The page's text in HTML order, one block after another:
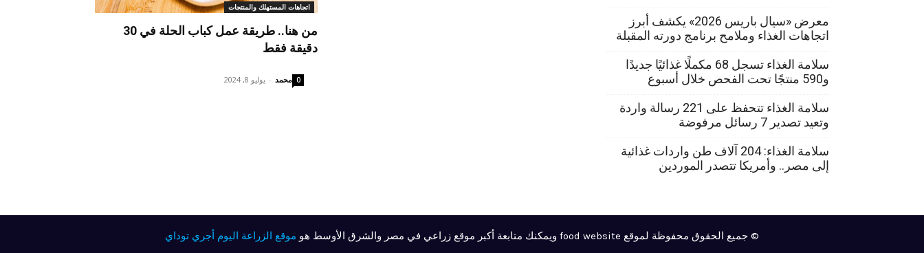
اتجاهات المستهلك والمنتجات
من هنا.. طريقة عمل كباب الحلة في 30
دقيقة فقط
محمد - يوليو 8, 2024 0
معرض «سيال باريس 2026» يكشف أبرز
اتجاهات الغذاء وملامح برنامج دورته المقبلة
سلامة الغذاء تسجل 68 مكملًا غذائيًا جديدًا
و590 منتجًا تحت الفحص خلال أسبوع
سلامة الغذاء تتحفظ على 221 رسالة واردة
وتعيد تصدير 7 رسائل مرفوضة
سلامة الغذاء: 204 آلاف طن واردات غذائية
إلى مصر.. وأمريكا تتصدر الموردين
© جميع الحقوق محفوظة لموقع food website ويمكنك متابعة أكبر موقع زراعي في مصر والشرق الأوسط هو موقع الزراعة اليوم أجري توداي